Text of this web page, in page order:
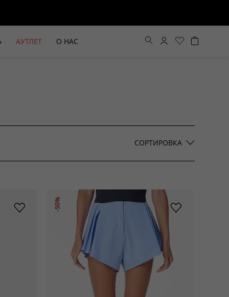
КРОЯ HAYDA
БЕЖЕВЫЙ КОСТЮМНЫЙ ЖИЛЕТ
HIDA
АУТЛЕТ О НАС
СОРТИРОВКА
Цена по убыванию
-50%